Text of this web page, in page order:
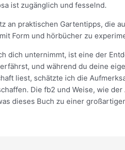
ist zugänglich und fesselnd.
an praktischen Gartentipps, die
Form und hörbücher zu
dich unternimmt, ist eine der
und während du deine
liest, schätzte ich die
Die fb2 und Weise, wie
dieses Buch zu einer